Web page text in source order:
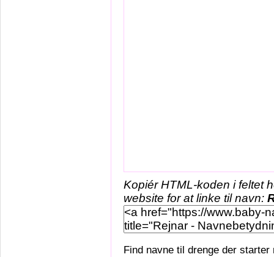
Kopiér HTML-koden i feltet
website for at linke til navn:
Find navne til drenge der starter